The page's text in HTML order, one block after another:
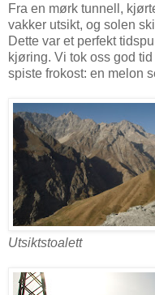
Fra en mørk tunnell,
vakker utsikt, og solen
Dette var et perfekt
kjøring. Vi tok oss god
spiste frokost: en melon
Utsiktstoalett